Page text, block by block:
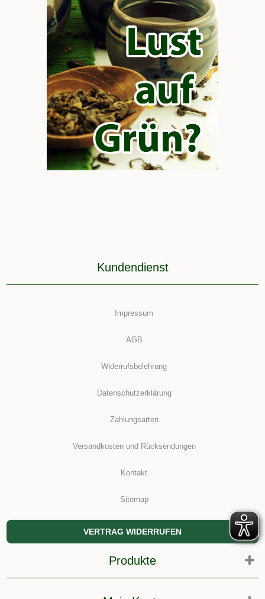
Kundendienst
Impressum
AGB
Widerrufsbelehrung
Datenschutzerklärung
Zahlungsarten
Versandkosten und Rücksendungen
Kontakt
Sitemap
VERTRAG WIDERRUFEN
Produkte